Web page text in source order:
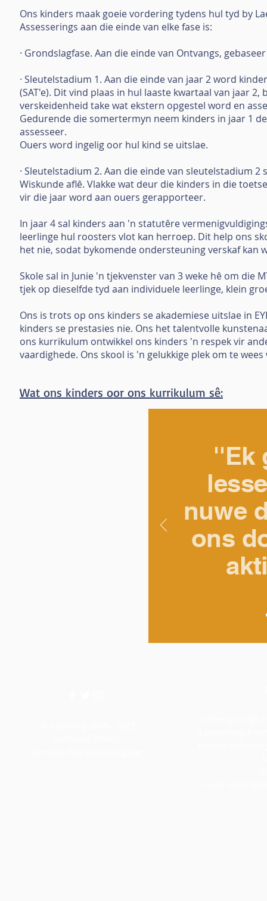
Ons kinders maak goeie vordering tydens hul tyd by
Assesserings aan die einde van elke fase is:
· Grondslagfase. Aan die einde van Ontvangs,
· Sleutelstadium 1. Aan die einde van jaar 2 word
(SAT'e). Dit vind plaas in hul laaste kwartaal van jaar
verskeidenheid take wat ekstern opgestel word en
Gedurende die somertermyn neem kinders in jaar 1
assesseer.
Ouers word ingelig oor hul kind se uitslae.
· Sleutelstadium 2. Aan die einde van sleutelstadium
Wiskunde aflê. Vlakke wat deur die kinders in die
vir die jaar word aan ouers gerapporteer.
In jaar 4 sal kinders aan 'n statutêre
leerlinge hul roosters vlot kan herroep. Dit help ons
het nie, sodat bykomende ondersteuning verskaf kan
Skole sal in Junie 'n tjekvenster van 3 weke hê om die
tjek op dieselfde tyd aan individuele leerlinge, klein
Ons is trots op ons kinders se akademiese uitslae in
kinders se prestasies nie. Ons het talentvolle
ons kurrikulum ontwikkel ons kinders 'n respek vir
vaardighede. Ons skool is 'n gelukkige plek om te
Wat ons kinders oor ons kurrikulum sê:
''Ek
nuwe
ons